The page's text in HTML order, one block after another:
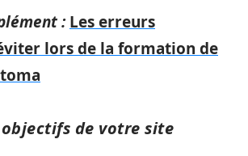
: Les erreurs
lors de la formation de
objectifs de votre site